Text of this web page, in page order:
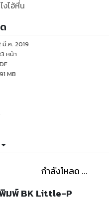
มี.ค. 2019
หน้า
MB
กำลังโหลด ...
มพ์ BK Little-P